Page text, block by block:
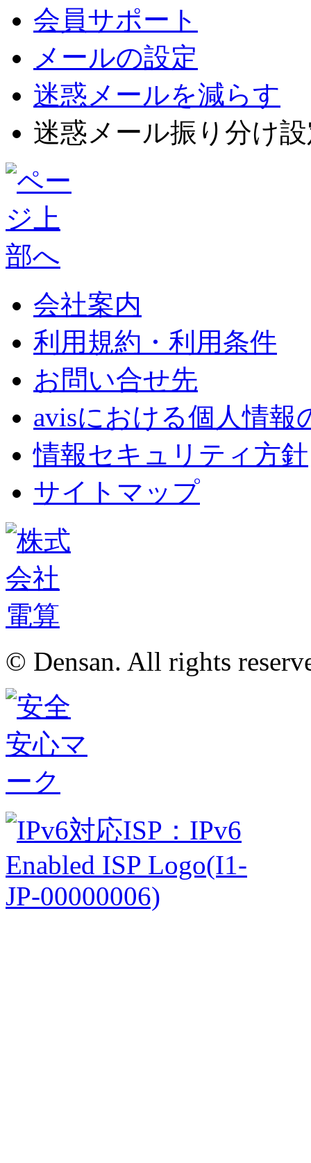
会員サポート
メールの設定
迷惑メールを減らす
迷惑メール振り分け設
会社案内
利用規約・利用条件
お問い合せ先
avisにおける個人情
情報セキュリティ方針
サイトマップ
© Densan. All rights